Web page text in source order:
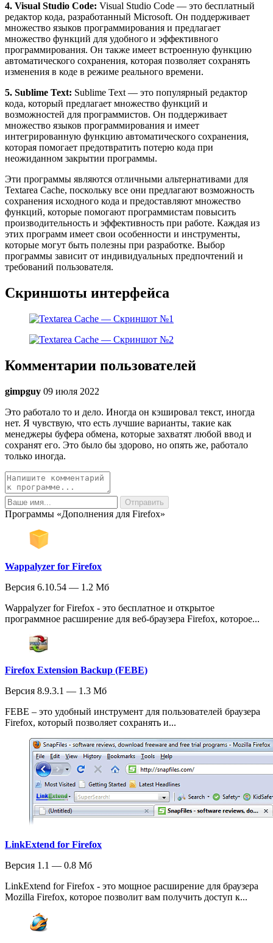
4. Visual Studio Code: Visual Studio Code — это бесплатный
редактор кода, разработанный Microsoft. Он поддерживает
множество языков программирования и предлагает
множество функций для удобного и эффективного
программирования. Он также имеет встроенную функцию
автоматического сохранения, которая позволяет сохранять
изменения в коде в режиме реального времени.
5. Sublime Text: Sublime Text — это популярный редактор
кода, который предлагает множество функций и
возможностей для программистов. Он поддерживает
множество языков программирования и имеет
интегрированную функцию автоматического сохранения,
которая помогает предотвратить потерю кода при
неожиданном закрытии программы.
Эти программы являются отличными альтернативами для
Textarea Cache, поскольку все они предлагают возможность
сохранения исходного кода и предоставляют множество
функций, которые помогают программистам повысить
производительность и эффективность при работе. Каждая из
этих программ имеет свои особенности и инструменты,
которые могут быть полезны при разработке. Выбор
программы зависит от индивидуальных предпочтений и
требований пользователя.
Скриншоты интерфейса
Комментарии пользователей
gimpguy 09 июля 2022
Это работало то и дело. Иногда он кэшировал текст, иногда
нет. Я чувствую, что есть лучшие варианты, такие как
менеджеры буфера обмена, которые захватят любой ввод и
сохранят его. Это было бы здорово, но опять же, работало
только иногда.
Программы «Дополнения для Firefox»
Wappalyzer for Firefox
Версия 6.10.54 — 1.2 Мб
Wappalyzer for Firefox - это бесплатное и открытое
программное расширение для веб-браузера Firefox, которое...
Firefox Extension Backup (FEBE)
Версия 8.9.3.1 — 1.3 Мб
FEBE – это удобный инструмент для пользователей браузера
Firefox, который позволяет сохранять и...
LinkExtend for Firefox
Версия 1.1 — 0.8 Мб
LinkExtend for Firefox - это мощное расширение для браузера
Mozilla Firefox, которое позволит вам получить доступ к...